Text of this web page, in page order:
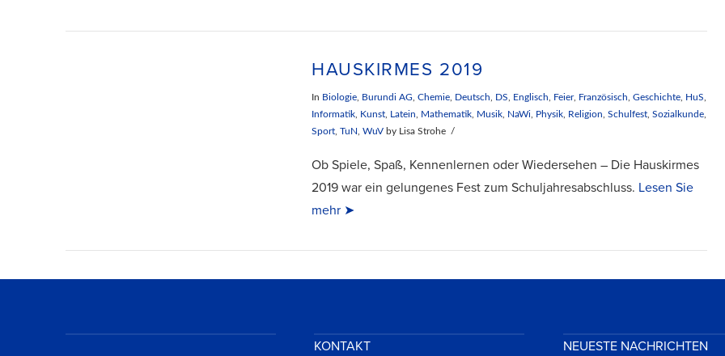
HAUSKIRMES 2019
In Biologie Burundi AG ,Chemie Deutsch DS Englisch Feier, Französisch ,Geschichte HuS
Informatik Kunst Latein Mathematik Musik NaWi Physik Religion ,Schulfest ,Sozialkunde
Sport ,TuN ,WuV by Lisa Strohe
Ob Spiele, Spaß, Kennenlernen oder Wiedersehen – Die Hauskirmes
2019 war ein gelungenes Fest zum Schuljahresabschluss. Lesen Sie
mehr ➤
KONTAKT NEUESTE NACHRICHTEN